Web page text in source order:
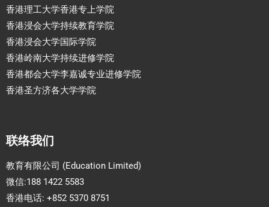
香港理工大学香港专上学院
香港浸会大学持续教育学院
香港浸会大学国际学院
香港岭南大学持续进修学院
香港都会大学李嘉诚专业进修学院
香港圣方济各大学学院
联络我们
教育有限公司 (Education Limited)
微信:188 1422 5583
香港电话: +852 5370 8751